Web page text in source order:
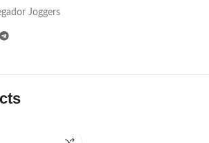
Joggers